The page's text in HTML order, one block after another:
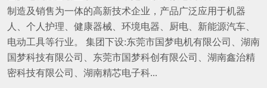
制造及销售为一体的高新技术企业，产品广泛应用于机器
人、个人护理、健康器械、环境电器、厨电、新能源汽车、
电动工具等行业。 集团下设:东莞市国梦电机有限公司、湖南
国梦科技有限公司、东莞市国梦科创有限公司、湖南鑫治精
密科技有限公司、湖南精芯电子科...